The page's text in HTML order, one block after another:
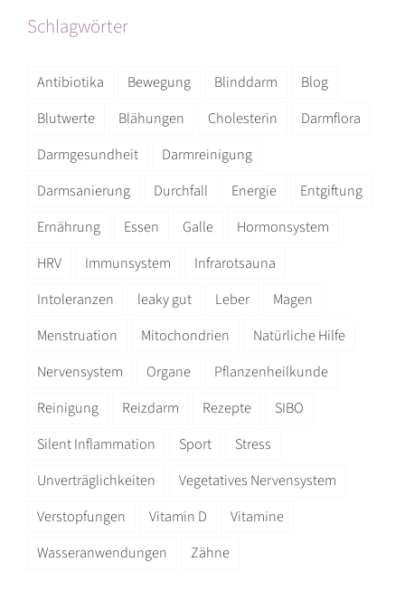
Schlagwörter
Antibiotika Bewegung Blinddarm
Blog
Blutwerte
Blähungen Cholesterin
Darmflora
Darmgesundheit
Darmreinigung
Darmsanierung
Durchfall Energie
Entgiftung
Ernährung
Essen Galle
Hormonsystem
HRV
Immunsystem
Infrarotsauna
Intoleranzen
leaky gut Leber
Magen
Menstruation
Mitochondrien
Natürliche Hilfe
Nervensystem
Organe
Pflanzenheilkunde
Reinigung
Reizdarm Rezepte
SIBO
Silent Inflammation
Sport
Stress
Unverträglichkeiten
Vegetatives Nervensystem
Verstopfungen
Vitamin D
Vitamine
Wasseranwendungen
Zähne